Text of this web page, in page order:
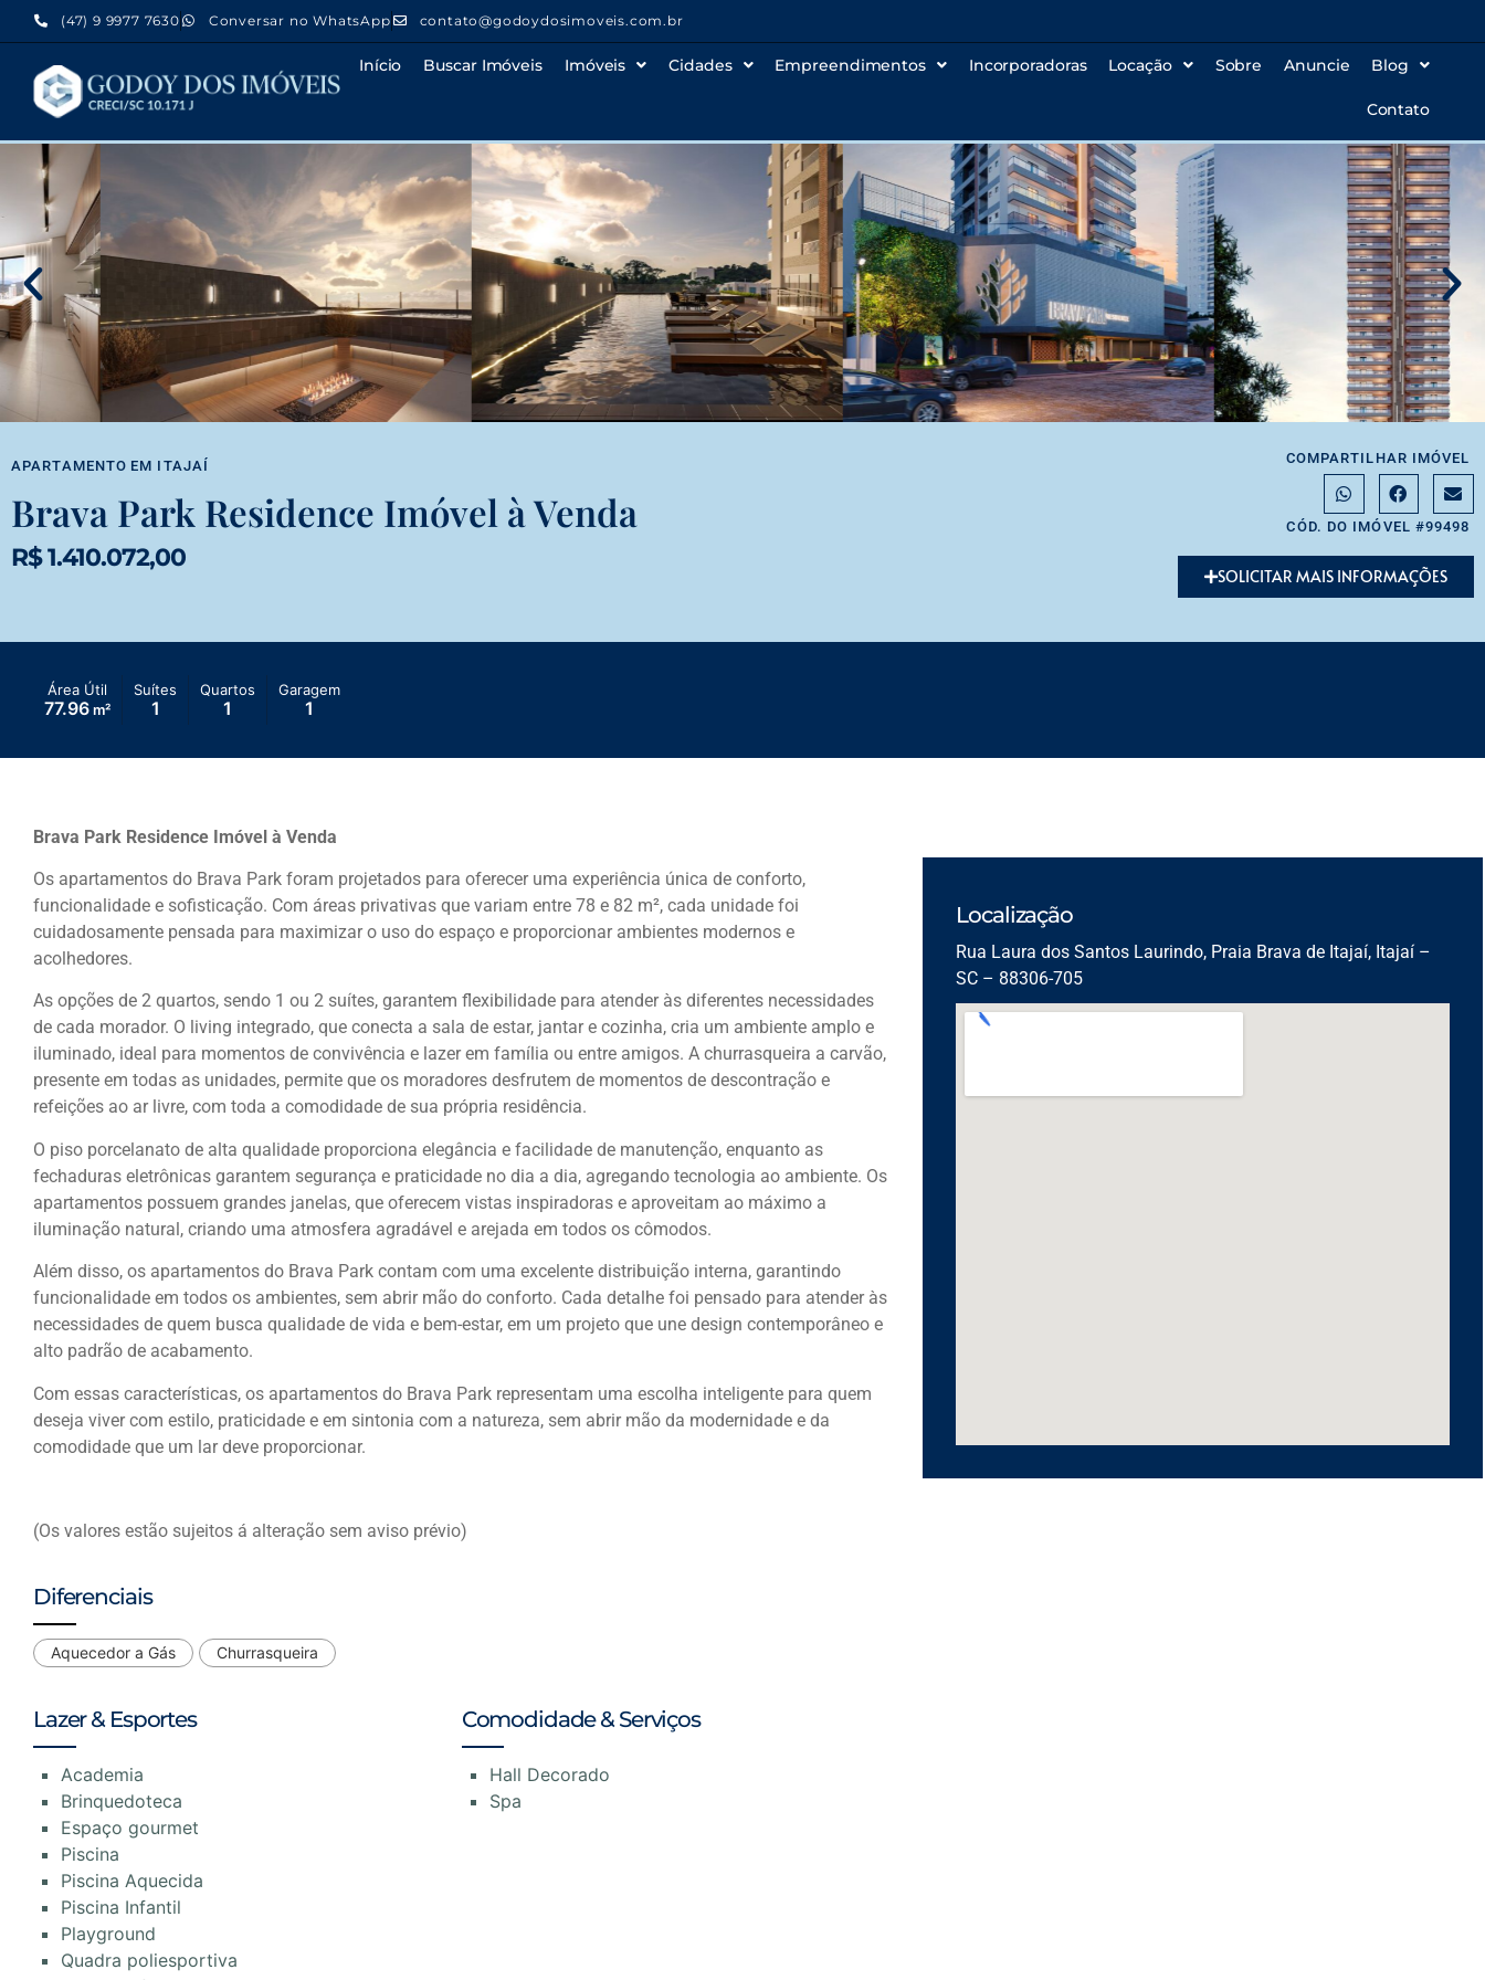
(47) 9 9977 7630 Conversar no WhatsApp contato@godoydosimoveis.com.br
Início Buscar Imóveis Imóveis Cidades Empreendimentos Incorporadoras Locação Sobre Anuncie Blog
Contato
APARTAMENTO EM ITAJAÍ
Brava Park Residence Imóvel à Venda
R$ 1.410.072,00
COMPARTILHAR IMÓVEL
CÓD. DO IMÓVEL #99498
SOLICITAR MAIS INFORMAÇÕES
Área Útil
77.96 m²
Suítes
1
Quartos
1
Garagem
1
Brava Park Residence Imóvel à Venda
Os apartamentos do Brava Park foram projetados para oferecer uma experiência única de conforto,
funcionalidade e sofisticação. Com áreas privativas que variam entre 78 e 82 m², cada unidade foi
cuidadosamente pensada para maximizar o uso do espaço e proporcionar ambientes modernos e
acolhedores.
As opções de 2 quartos, sendo 1 ou 2 suítes, garantem flexibilidade para atender às diferentes necessidades
de cada morador. O living integrado, que conecta a sala de estar, jantar e cozinha, cria um ambiente amplo e
iluminado, ideal para momentos de convivência e lazer em família ou entre amigos. A churrasqueira a carvão,
presente em todas as unidades, permite que os moradores desfrutem de momentos de descontração e
refeições ao ar livre, com toda a comodidade de sua própria residência.
O piso porcelanato de alta qualidade proporciona elegância e facilidade de manutenção, enquanto as
fechaduras eletrônicas garantem segurança e praticidade no dia a dia, agregando tecnologia ao ambiente. Os
apartamentos possuem grandes janelas, que oferecem vistas inspiradoras e aproveitam ao máximo a
iluminação natural, criando uma atmosfera agradável e arejada em todos os cômodos.
Além disso, os apartamentos do Brava Park contam com uma excelente distribuição interna, garantindo
funcionalidade em todos os ambientes, sem abrir mão do conforto. Cada detalhe foi pensado para atender às
necessidades de quem busca qualidade de vida e bem-estar, em um projeto que une design contemporâneo e
alto padrão de acabamento.
Com essas características, os apartamentos do Brava Park representam uma escolha inteligente para quem
deseja viver com estilo, praticidade e em sintonia com a natureza, sem abrir mão da modernidade e da
comodidade que um lar deve proporcionar.
(Os valores estão sujeitos á alteração sem aviso prévio)
Diferenciais
Aquecedor a Gás Churrasqueira
Lazer & Esportes
Academia
Brinquedoteca
Espaço gourmet
Piscina
Piscina Aquecida
Piscina Infantil
Playground
Quadra poliesportiva
Comodidade & Serviços
Hall Decorado
Spa
Localização
Rua Laura dos Santos Laurindo, Praia Brava de Itajaí, Itajaí –
SC – 88306-705